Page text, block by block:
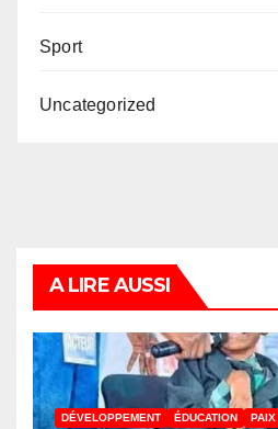
Sport
Uncategorized
A LIRE AUSSI
DÉVELOPPEMENT ÉDUCATION PAIX